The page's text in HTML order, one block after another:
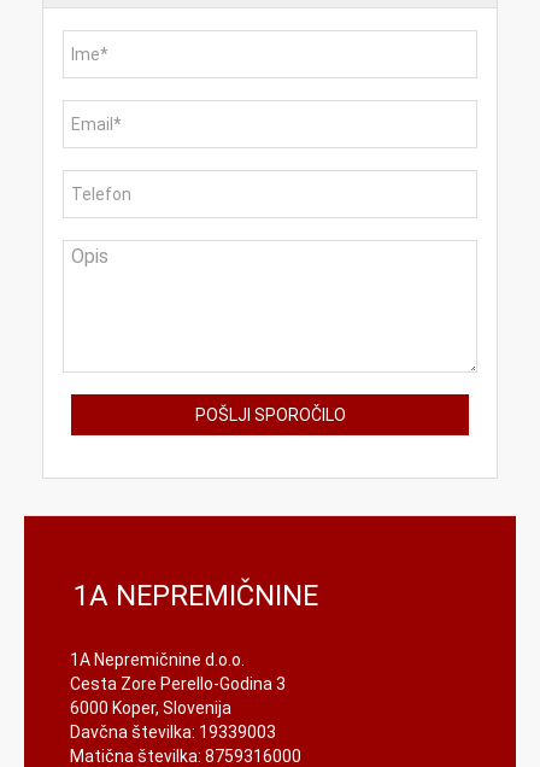
1A NEPREMIČNINE
1A Nepremičnine d.o.o.
Cesta Zore Perello-Godina 3
6000 Koper, Slovenija
Davčna številka: 19339003
Matična številka: 8759316000